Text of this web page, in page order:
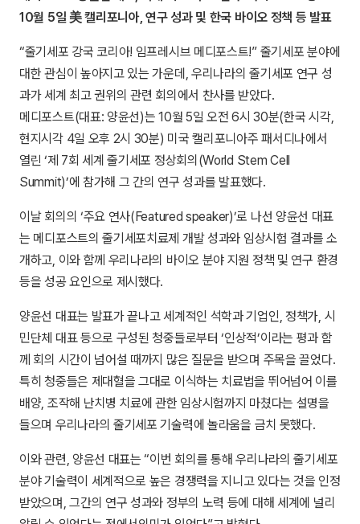
10월 5일 美 캘리포니아, 연구 성과 및 한국 바이오 정책 등 발표
“줄기세포 강국 코리아! 임프레시브 메디포스트!” 줄기세포 분야에
대한 관심이 높아지고 있는 가운데, 우리나라의 줄기세포 연구 성
과가 세계 최고 권위의 관련 회의에서 찬사를 받았다.
메디포스트(대표: 양윤선)는 10월 5일 오전 6시 30분(한국 시각,
현지시각 4일 오후 2시 30분) 미국 캘리포니아주 패서디나에서
열린 ‘제 7회 세계 줄기세포 정상회의(World Stem Cell
Summit)’에 참가해 그 간의 연구 성과를 발표했다.
이날 회의의 ‘주요 연사(Featured speaker)’로 나선 양윤선 대표
는 메디포스트의 줄기세포치료제 개발 성과와 임상시험 결과를 소
개하고, 이와 함께 우리나라의 바이오 분야 지원 정책 및 연구 환경
등을 성공 요인으로 제시했다.
양윤선 대표는 발표가 끝나고 세계적인 석학과 기업인, 정책가, 시
민단체 대표 등으로 구성된 청중들로부터 ‘인상적’이라는 평과 함
께 회의 시간이 넘어설 때까지 많은 질문을 받으며 주목을 끌었다.
특히 청중들은 제대혈을 그대로 이식하는 치료법을 뛰어넘어 이를
배양, 조작해 난치병 치료에 관한 임상시험까지 마쳤다는 설명을
들으며 우리나라의 줄기세포 기술력에 놀라움을 금치 못했다.
이와 관련, 양윤선 대표는 “이번 회의를 통해 우리나라의 줄기세포
분야 기술력이 세계적으로 높은 경쟁력을 지니고 있다는 것을 인정
받았으며, 그간의 연구 성과와 정부의 노력 등에 대해 세계에 널리